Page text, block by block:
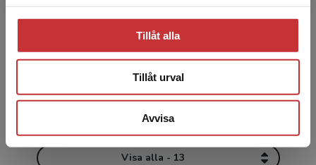
Tillåt alla
Tillåt urval
Avvisa
Bernt Gustavsson är professor emeritus,
idéhistoriker och pedagog. Han har varit lärare
på folkhögskola och arbetat som professor i
utbildning och ...
Visa alla - 13